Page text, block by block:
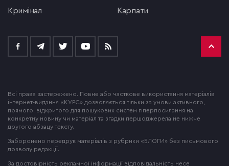
кримінал
Карпати
Всі права застережено. Повне або часткове використання матеріалів
інтернет-видання «КУРС» дозволяється тільки за умови активного,
прямого, відкритого для пошукових систем гіперпосилання на
конкретну новину чи матеріал та згадки першоджерела не нижче
другого абзацу тексту.
Заборонено передрук матеріалів з рубрики «БЛОГИ» без письмового
дозволу редакції.
За достовірність рекламної інформації відповідальність несе